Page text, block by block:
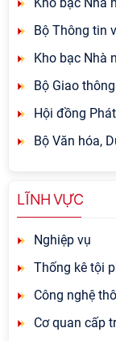
Bộ Thông tin
Kho bạc Nhà
Bộ Giao
Hội đồng
Bộ Văn hóa,
LĨNH VỰC
Nghiệp vụ
Thống kê tội
Công nghệ
Cơ quan cấp